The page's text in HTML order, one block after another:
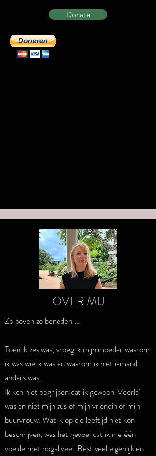
Donate
OVER MIJ
Zo boven zo beneden ...
Toen ik zes was, vroeg ik mijn moeder waarom
ik was wie ik was en waarom ik niet iemand
anders was.
Ik kon niet begrijpen dat ik gewoon 'Veerle'
was en niet mijn zus of mijn vriendin of mijn
buurvrouw. Wat ik op die leeftijd niet kon
beschrijven, was het gevoel dat ik me één
voelde met nogal veel. Best veel eigenlijk en